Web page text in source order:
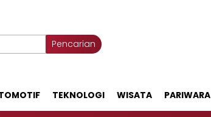
Pencarian
TEKNOLOGI WISATA PARIWARA